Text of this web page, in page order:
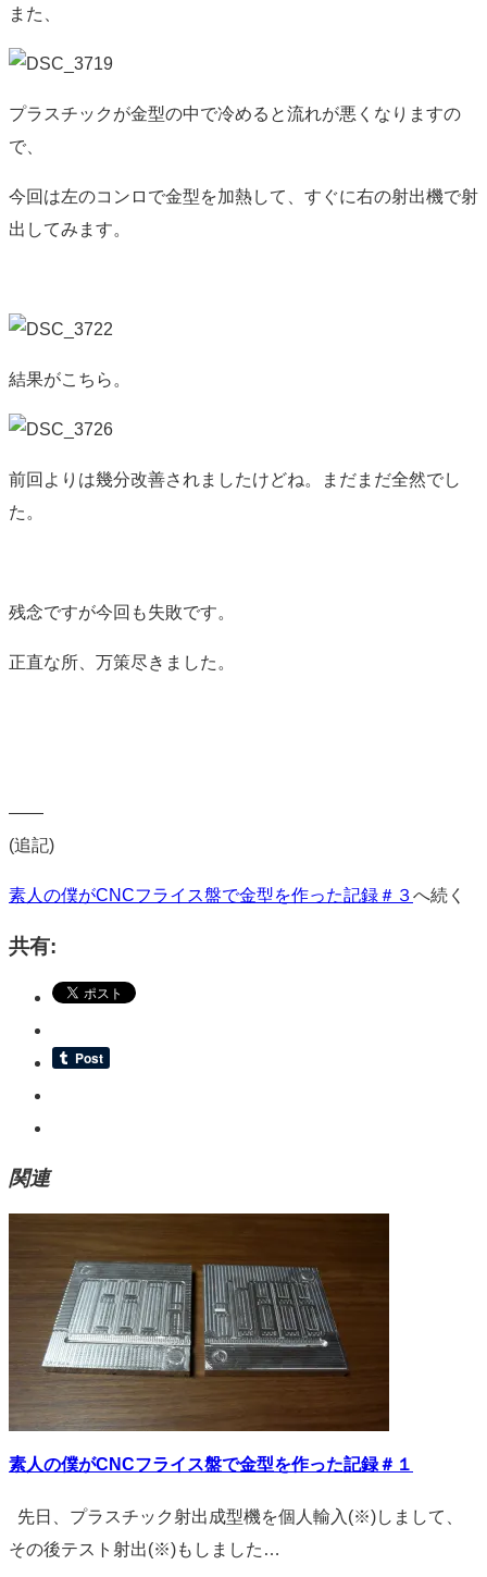
また、
プラスチックが金型の中で冷めると流れが悪くなりますの
で、
今回は左のコンロで金型を加熱して、すぐに右の射出機で射
出してみます。
結果がこちら。
前回よりは幾分改善されましたけどね。まだまだ全然でし
た。
残念ですが今回も失敗です。
正直な所、万策尽きました。
——
(追記)
素人の僕がCNCフライス盤で金型を作った記録＃３へ続く
共有:
関連
素人の僕がCNCフライス盤で金型を作った記録＃１
先日、プラスチック射出成型機を個人輸入(※)しまして、
その後テスト射出(※)もしました…